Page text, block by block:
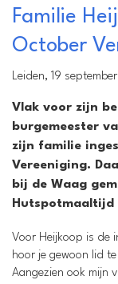
Familie
October
Leiden, 19
Vlak voor zijn
burgemeester
zijn familie
Vereeniging.
bij de Waag
Voor Heijkoop is de
hoor je gewoon lid
Aangezien ook mijn